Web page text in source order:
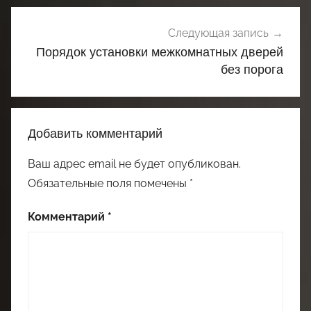
Следующая запись
Порядок установки межкомнатных дверей
без порога
Добавить комментарий
Ваш адрес email не будет опубликован.
Обязательные поля помечены *
Комментарий *